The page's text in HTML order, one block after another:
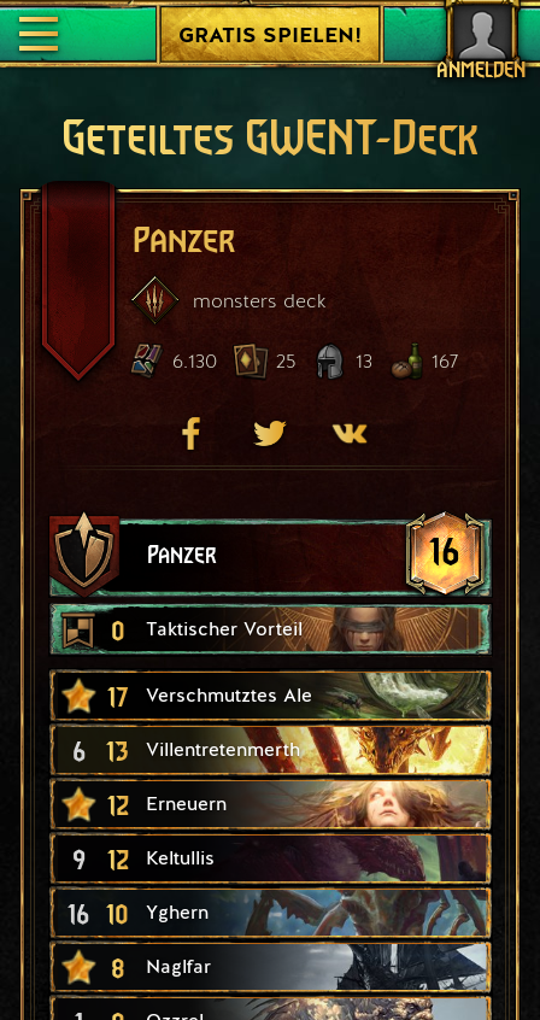
ANMELDEN
GRATIS SPIELEN!
Geteiltes GWENT-Deck
Panzer
monsters deck
6.130 25 13 167
Panzer 16
0 Taktischer Vorteil
17 Verschmutztes Ale
6 13 Villentretenmerth
12 Erneuern
9 12 Keltullis
16 10 Yghern
8 Naglfar